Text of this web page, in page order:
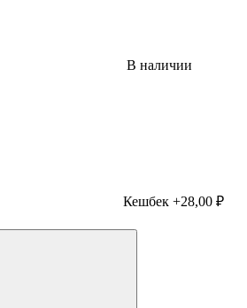
В наличии
Кешбек +28,00 ₽